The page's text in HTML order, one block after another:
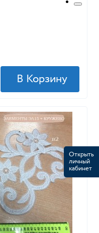
Открыть
личный
кабинет